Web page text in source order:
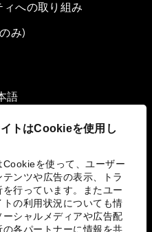
トはCookieを使用し
Cookieを使って、ユーザー
ンツや広告の表示、トラ
行っています。またユー
の利用状況についても情
シャルメディアや広告配
各パートナーに情報を共
への取り組み
み)
語